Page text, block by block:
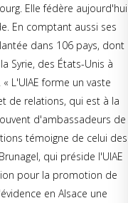
Elle fédère aujourd'hui
En comptant aussi ses
dans 106 pays, dont
Syrie, des États-Unis à
L'UIAE forme un vaste
de relations, qui est à la
d'ambassadeurs de
témoigne de celui des
qui préside l'UIAE
pour la promotion de
en Alsace une